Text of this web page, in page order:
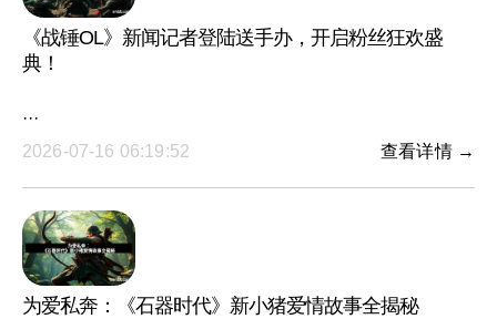
《战锤OL》新闻记者登陆送手办，开启粉丝狂欢盛
典！
···
2026-07-16 06:19:52
查看详情 →
为爱私奔：《石器时代》新小猪爱情故事全揭秘